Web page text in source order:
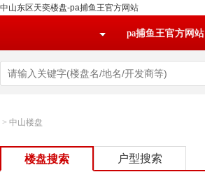
中山东区天奕楼盘-pa捕鱼王官方网站
pa捕鱼王官方网站
> 中山楼盘
楼盘搜索 户型搜索